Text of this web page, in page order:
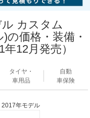
カスタム
価格・装備・
12月発売）
タイヤ・
車用品
自動
車保険
2017年モデル